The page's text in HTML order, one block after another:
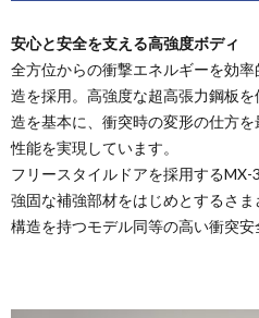
安心と安全を支える高強度ボディ
全方位からの衝撃エネルギーを効
造を採用。高強度な超高張力鋼板
造を基本に、衝突時の変形の仕方
性能を実現しています。
フリースタイルドアを採用する
強固な補強部材をはじめとするさ
構造を持つモデル同等の高い衝突安